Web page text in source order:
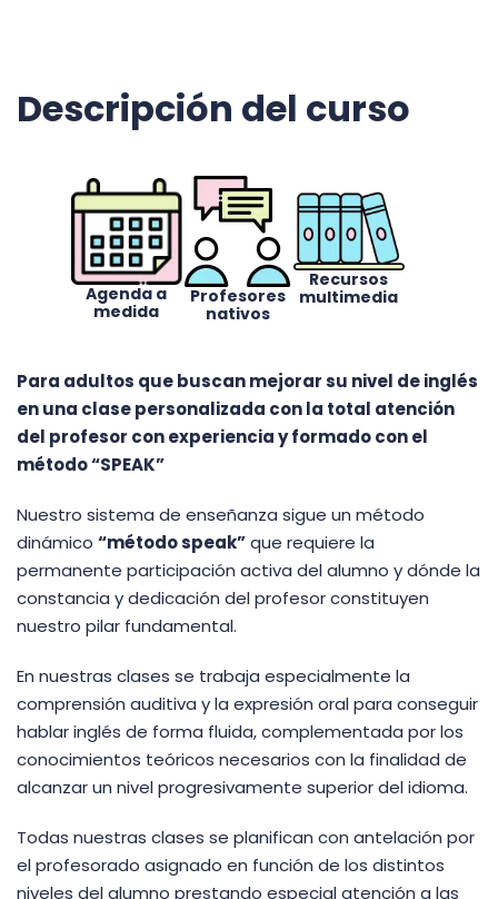
Descripción del curso
Agenda a
medida
Profesores
nativos
Recursos
multimedia
Para adultos que buscan mejorar su nivel de inglés
en una clase personalizada con la total atención
del profesor con experiencia y formado con el
método “SPEAK”
Nuestro sistema de enseñanza sigue un método
dinámico “método speak”que requiere la
permanente participación activa del alumno y dónde la
constancia y dedicación del profesor constituyen
nuestro pilar fundamental.
En nuestras clases se trabaja especialmente la
comprensión auditiva y la expresión oral para conseguir
hablar inglés de forma fluida, complementada por los
conocimientos teóricos necesarios con la finalidad de
alcanzar un nivel progresivamente superior del idioma.
Todas nuestras clases se planifican con antelación por
el profesorado asignado en función de los distintos
niveles del alumno prestando especial atención a las